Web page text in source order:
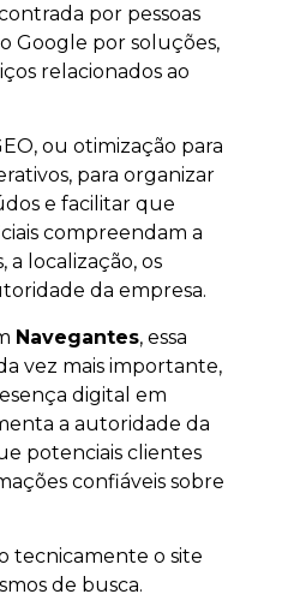
por pessoas
Google por soluções,
relacionados ao
ou otimização para
para organizar
e facilitar que
compreendam a
a localização, os
da empresa.
Navegantes, essa
vez mais importante,
digital em
a autoridade da
potenciais clientes
confiáveis sobre
tecnicamente o site
de busca.